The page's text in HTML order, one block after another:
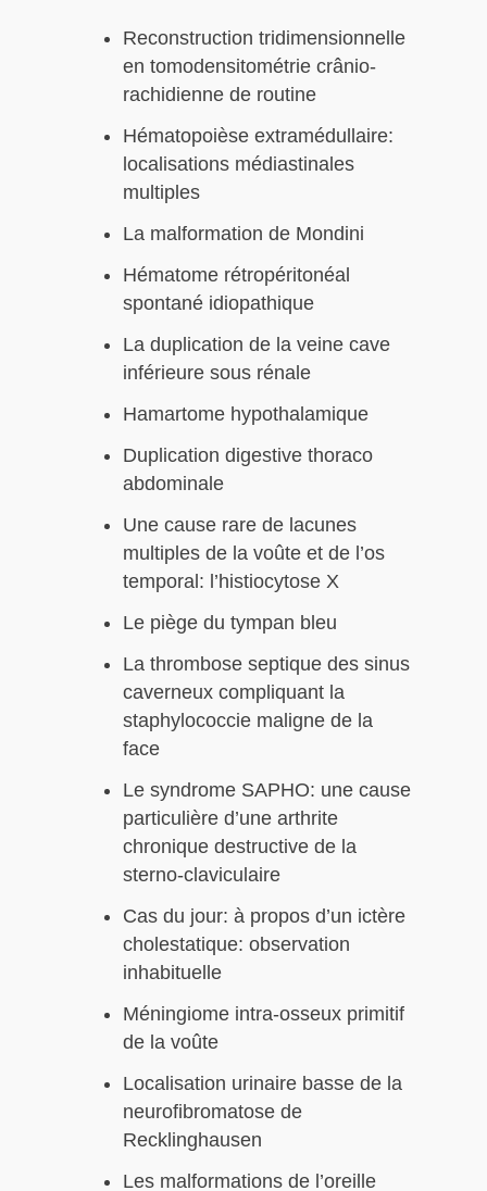
Reconstruction tridimensionnelle
en tomodensitométrie crânio-
rachidienne de routine
Hématopoièse extramédullaire:
localisations médiastinales
multiples
La malformation de Mondini
Hématome rétropéritonéal
spontané idiopathique
La duplication de la veine cave
inférieure sous rénale
Hamartome hypothalamique
Duplication digestive thoraco
abdominale
Une cause rare de lacunes
multiples de la voûte et de l’os
temporal: l’histiocytose X
Le piège du tympan bleu
La thrombose septique des sinus
caverneux compliquant la
staphylococcie maligne de la
face
Le syndrome SAPHO: une cause
particulière d’une arthrite
chronique destructive de la
sterno-claviculaire
Cas du jour: à propos d’un ictère
cholestatique: observation
inhabituelle
Méningiome intra-osseux primitif
de la voûte
Localisation urinaire basse de la
neurofibromatose de
Recklinghausen
Les malformations de l’oreille